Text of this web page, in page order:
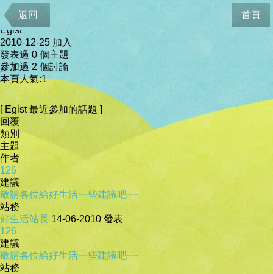
返回 首頁
會員資料
Egist
2010-12-25 加入
發表過 0 個主題
參加過 2 個討論
本頁人氣:1
[ Egist 最近參加的話題 ]
回覆
類別
主題
作者
126
建議
敬請各位給好生活一些建議吧~~
站務
好生活站長 14-06-2010 發表
126
建議
敬請各位給好生活一些建議吧~~
站務